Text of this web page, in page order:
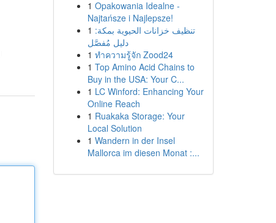
1 Opakowania Idealne -
Najtańsze i Najlepsze!
1 تنظيف خزانات الحيوية بمكة:
دليل مُفصَّل
1 ทำความรู้จัก Zood24
1 Top Amino Acid Chains to
Buy in the USA: Your C...
1 LC Winford: Enhancing Your
Online Reach
1 Ruakaka Storage: Your
Local Solution
1 Wandern in der Insel
Mallorca im diesen Monat :...